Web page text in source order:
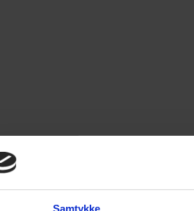
Samtykke
GRAKOM er – og skal fortsat være –